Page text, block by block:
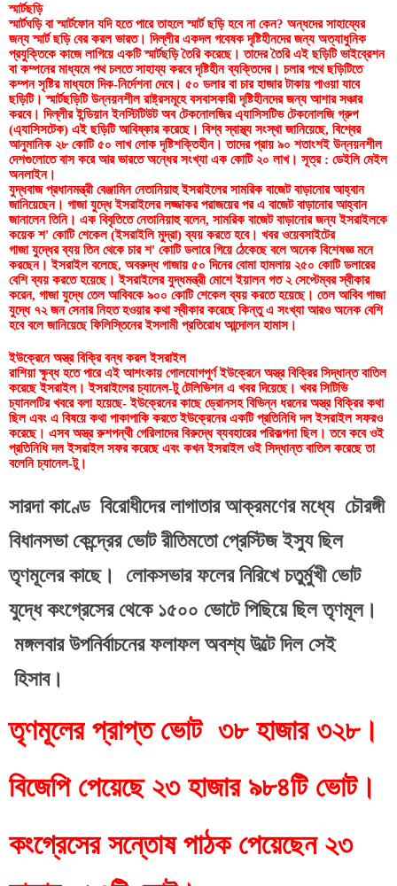
স্মার্টছড়ি
স্মার্টঘড়ি বা স্মার্টফোন যদি হতে পারে তাহলে স্মার্ট ছড়ি হবে না কেন? অন্ধদের সাহায্যের
জন্য স্মার্ট ছড়ি বের করল ভারত। দিল্লীর একদল গবেষক দৃষ্টিহীনদের জন্য অত্যাধুনিক
প্রযুক্তিকে কাজে লাগিয়ে একটি স্মার্টছড়ি তৈরি করেছে। তাদের তৈরি এই ছড়িটি ভাইব্রেশন
বা কম্পনের মাধ্যমে পথ চলতে সাহায্য করবে দৃষ্টিহীন ব্যক্তিদের। চলার পথে ছড়িটিতে
কম্পন সৃষ্টির মাধ্যমে দিক-নির্দেশনা দেবে। ৫০ ডলার বা চার হাজার টাকায় পাওয়া যাবে
ছড়িটি। স্মার্টছড়িটি উন্নয়নশীল রাষ্ট্রসমূহে বসবাসকারী দৃষ্টিহীনদের জন্য আশার সঞ্চার
করবে। দিল্লীর ইন্ডিয়ান ইনস্টিটিউট অব টেকনোলজির এ্যাসিসটিভ টেকনোলজি গ্রুপ
(এ্যাসিসটেক) এই ছড়িটি আবিষ্কার করেছে। বিশ্ব স্বাস্থ্য সংস্থা জানিয়েছে, বিশ্বের
আনুমানিক ২৮ কোটি ৫০ লাখ লোক দৃষ্টিশক্তিহীন। তাদের প্রায় ৯০ শতাংশই উন্নয়নশীল
দেশগুলোতে বাস করে আর ভারতে অন্ধের সংখ্যা এক কোটি ২০ লাখ। সূত্র : ডেইলি মেইল
অনলাইন।
যুদ্ধবাজ প্রধানমন্ত্রী বেঞ্জামিন নেতানিয়াহু ইসরাইলের সামরিক বাজেট বাড়ানোর আহ্বান
জানিয়েছেন। গাজা যুদ্ধে ইসরাইলের লজ্জাকর পরাজয়ের পর এ বাজেট বাড়ানোর আহ্বান
জানালেন তিনি। এক বিবৃতিতে নেতানিয়াহু বলেন, সামরিক বাজেট বাড়ানোর জন্য ইসরাইলকে
কয়েক শ' কোটি শেকেল (ইসরাইলি মুদ্রা) ব্যয় করতে হবে। খবর ওয়েবসাইটের
গাজা যুদ্ধের ব্যয় তিন থেকে চার শ' কোটি ডলারে গিয়ে ঠেকেছে বলে অনেক বিশেষজ্ঞ মনে
করছেন। ইসরাইল বলেছে, অবরুদ্ধ গাজায় ৫০ দিনের বোমা হামলায় ২৫০ কোটি ডলারের
বেশি ব্যয় করতে হয়েছে। ইসরাইলের যুদ্ধমন্ত্রী মোশে ইয়ালন গত ২ সেপ্টেম্বর স্বীকার
করেন, গাজা যুদ্ধে তেল আবিবকে ৯০০ কোটি শেকেল ব্যয় করতে হয়েছে। তেল আবিব গাজা
যুদ্ধে ৭২ জন সেনার নিহত হওয়ার কথা স্বীকার করেছে কিন্তু এ সংখ্যা আরও অনেক বেশি
হবে বলে জানিয়েছে ফিলিস্তিনের ইসলামী প্রতিরোধ আন্দোলন হামাস।
ইউক্রেনে অস্ত্র বিক্রি বন্ধ করল ইসরাইল
রাশিয়া ক্ষুব্ধ হতে পারে এই আশংকায় গোলযোগপূর্ণ ইউক্রেনে অস্ত্র বিক্রির সিদ্ধান্ত বাতিল
করেছে ইসরাইল। ইসরাইলের চ্যানেল-টু টেলিভিশন এ খবর দিয়েছে। খবর সিটিভি
চ্যানলটির খবরে বলা হয়েছে- ইউক্রেনের কাছে ড্রোনসহ বিভিন্ন ধরনের অস্ত্র বিক্রির কথা
ছিল এবং এ বিষয়ে কথা পাকাপাকি করতে ইউক্রেনের একটি প্রতিনিধি দল ইসরাইল সফরও
করেছে। এসব অস্ত্র রুশপন্থী গেরিলাদের বিরুদ্ধে ব্যবহারের পরিকল্পনা ছিল। তবে কবে ওই
প্রতিনিধি দল ইসরাইল সফর করেছে এবং কখন ইসরাইল ওই সিদ্ধান্ত বাতিল করেছে তা
বলেনি চ্যানেল-টু।
সারদা কাণ্ডে  বিরোধীদের লাগাতার আক্রমণের মধ্যে  চৌরঙ্গী
বিধানসভা কেন্দ্রের ভোট রীতিমতো প্রেস্টিজ ইস্যু ছিল
তৃণমূলের কাছে।  লোকসভার ফলের নিরিখে চতুর্মুখী ভোট
যুদ্ধে কংগ্রেসের থেকে ১৫০০ ভোটে পিছিয়ে ছিল তৃণমূল।
মঙ্গলবার উপনির্বাচনের ফলাফল অবশ্য উল্টে দিল সেই
হিসাব।
তৃণমূলের প্রাপ্ত ভোট  ৩৮ হাজার ৩২৮।
বিজেপি পেয়েছে ২৩ হাজার ৯৮৪টি ভোট।
কংগ্রেসের সন্তোষ পাঠক পেয়েছেন ২৩